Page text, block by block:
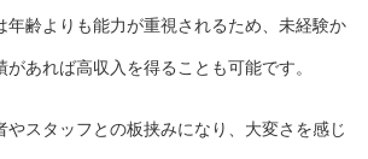
年齢よりも能力が重視されるため、未経験か
あれば高収入を得ることも可能です。
やスタッフとの板挟みになり、大変さを感じ